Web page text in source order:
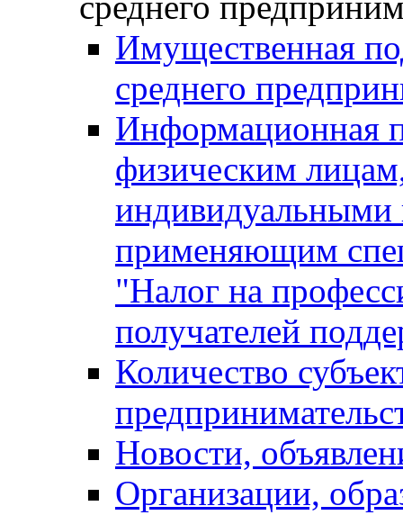
Имущественная
среднего
Информационная
физическим
индивидуальными
применяющим
"Налог на
получателей
Количество
Новости,
Организации,